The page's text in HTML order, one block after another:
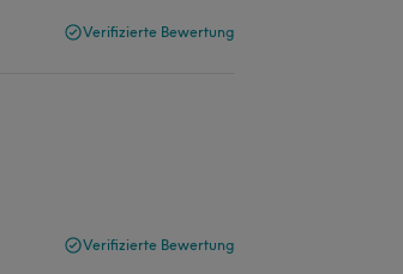
Verifizierte Bewertung
Verifizierte Bewertung